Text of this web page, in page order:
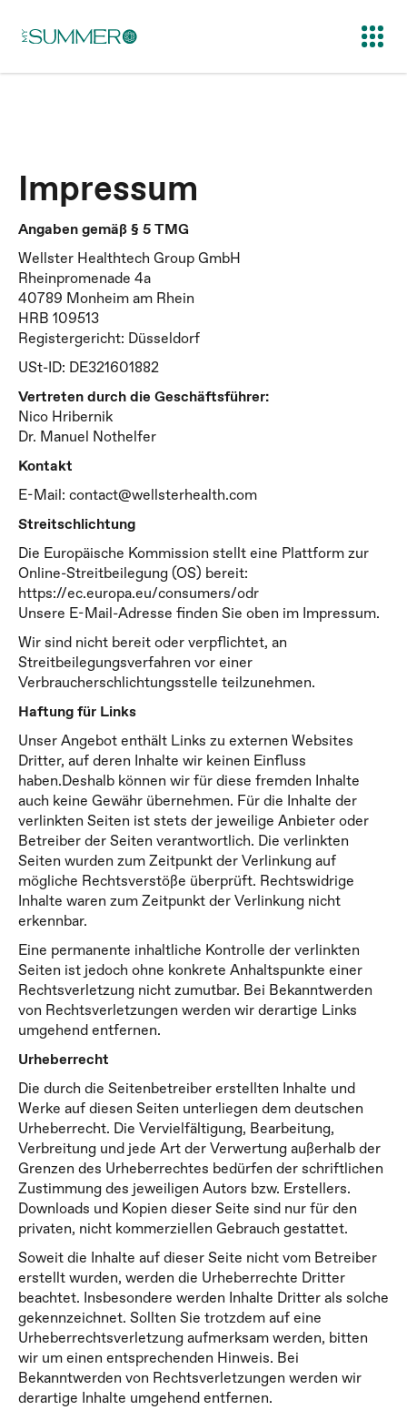
Impressum
Angaben gemäß § 5 TMG
Wellster Healthtech Group GmbH
Rheinpromenade 4a
40789 Monheim am Rhein
HRB 109513
Registergericht: Düsseldorf
USt-ID: DE321601882
Vertreten durch die Geschäftsführer:
Nico Hribernik
Dr. Manuel Nothelfer
Kontakt
E-Mail: contact@wellsterhealth.com
Streitschlichtung
Die Europäische Kommission stellt eine Plattform zur
Online-Streitbeilegung (OS) bereit:
https://ec.europa.eu/consumers/odr
Unsere E-Mail-Adresse finden Sie oben im Impressum.
Wir sind nicht bereit oder verpflichtet, an
Streitbeilegungsverfahren vor einer
Verbraucherschlichtungsstelle teilzunehmen.
Haftung für Links
Unser Angebot enthält Links zu externen Websites
Dritter, auf deren Inhalte wir keinen Einfluss
haben.Deshalb können wir für diese fremden Inhalte
auch keine Gewähr übernehmen. Für die Inhalte der
verlinkten Seiten ist stets der jeweilige Anbieter oder
Betreiber der Seiten verantwortlich. Die verlinkten
Seiten wurden zum Zeitpunkt der Verlinkung auf
mögliche Rechtsverstöße überprüft. Rechtswidrige
Inhalte waren zum Zeitpunkt der Verlinkung nicht
erkennbar.
Eine permanente inhaltliche Kontrolle der verlinkten
Seiten ist jedoch ohne konkrete Anhaltspunkte einer
Rechtsverletzung nicht zumutbar. Bei Bekanntwerden
von Rechtsverletzungen werden wir derartige Links
umgehend entfernen.
Urheberrecht
Die durch die Seitenbetreiber erstellten Inhalte und
Werke auf diesen Seiten unterliegen dem deutschen
Urheberrecht. Die Vervielfältigung, Bearbeitung,
Verbreitung und jede Art der Verwertung außerhalb der
Grenzen des Urheberrechtes bedürfen der schriftlichen
Zustimmung des jeweiligen Autors bzw. Erstellers.
Downloads und Kopien dieser Seite sind nur für den
privaten, nicht kommerziellen Gebrauch gestattet.
Soweit die Inhalte auf dieser Seite nicht vom Betreiber
erstellt wurden, werden die Urheberrechte Dritter
beachtet. Insbesondere werden Inhalte Dritter als solche
gekennzeichnet. Sollten Sie trotzdem auf eine
Urheberrechtsverletzung aufmerksam werden, bitten
wir um einen entsprechenden Hinweis. Bei
Bekanntwerden von Rechtsverletzungen werden wir
derartige Inhalte umgehend entfernen.